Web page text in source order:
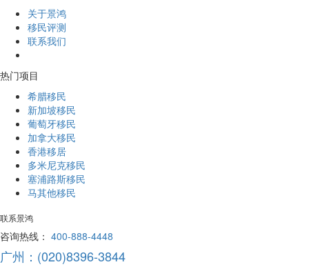
关于景鸿
移民评测
联系我们
热门项目
希腊移民
新加坡移民
葡萄牙移民
加拿大移民
香港移居
多米尼克移民
塞浦路斯移民
马其他移民
联系景鸿
咨询热线： 400-888-4448
广州：(020)8396-3844